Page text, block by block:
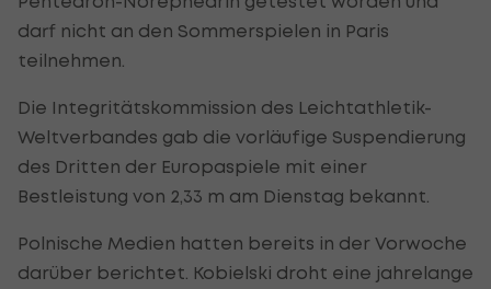
darf nicht an den Sommerspielen in Paris
teilnehmen.
Die Integritätskommission des Leichtathletik-
Weltverbandes gab die vorläufige Suspendierung
des Dritten der Europaspiele mit einer
Bestleistung von 2,33 m am Dienstag bekannt.
Polnische Medien hatten bereits in der Vorwoche
darüber berichtet. Kobielski droht eine jahrelange